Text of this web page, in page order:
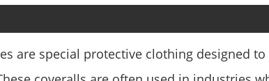
are special protective clothing designed